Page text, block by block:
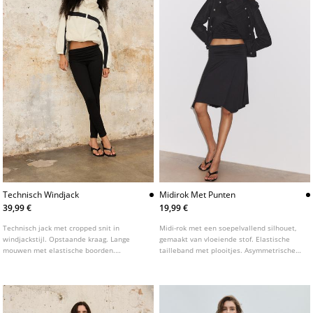
Technisch Windjack
39,99 €
Technisch jack met cropped snit in
windjackstijl. Opstaande kraag. Lange
mouwen met elastische boorden.
Midirok Met Punten
19,99 €
Midi-rok met een soepelvallend silhouet,
gemaakt van vloeiende stof. Elastische
tailleband met plooitjes. Asymmetrische